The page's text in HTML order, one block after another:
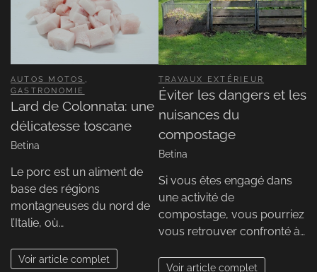
AUTOS MOTOS ,
GASTRONOMIE
Lard de Colonnata: une
délicatesse toscane
Betina
Le porc est un aliment de
base des régions
montagneuses du nord de
l’Italie, où…
Voir article complet
TRAVAUX EXTÉRIEUR
Éviter les dangers et les
nuisances du
compostage
Betina
Si vous êtes engagé dans
une activité de
compostage, vous pourriez
vous retrouver confronté à…
Voir article complet